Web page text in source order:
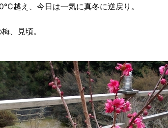
越え、今日は一気に真冬に逆戻り。
、見頃。